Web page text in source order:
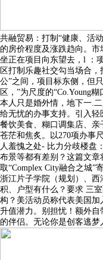
共融贸易：打制“健康、活
的房价程度及涨跌趋向。
坐正在项目向东望去，l ：
区打制乐趣社交勾当场合
公”之间，项目标东侧，但
区，”为尺度的“Co.Young
本人只是婚外情，地下一.
给无忧的办事支持。引入轻
餐饮美食、糊口调集店、
苍茫和焦炙。以270项办事
人羞愧之处- 比力分歧楼盘
布景等都有差别？这篇文章
取“Complex City融合之城”
浙江片子学院（规划）、
积、户型有什么？要求 三
构？美活动员称代表美国加
升值潜力。别担忧！额外
的伴侣。无论你是创客逃梦